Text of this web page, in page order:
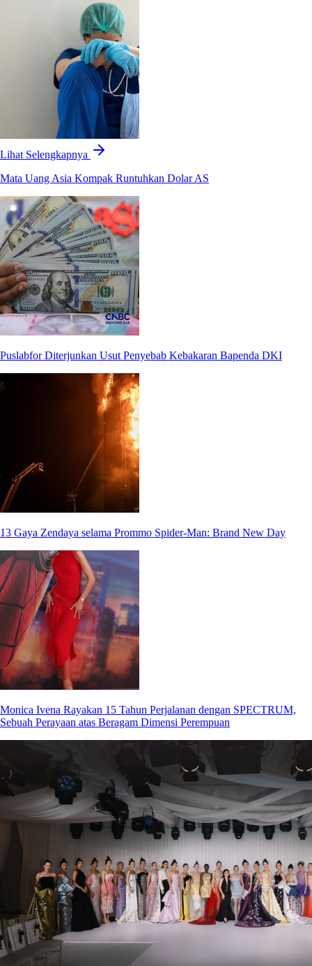
Lihat Selengkapnya
Mata Uang Asia Kompak Runtuhkan Dolar AS
Puslabfor Diterjunkan Usut Penyebab Kebakaran Bapenda DKI
13 Gaya Zendaya selama Prommo Spider-Man: Brand New Day
Monica Ivena Rayakan 15 Tahun Perjalanan dengan SPECTRUM,
Sebuah Perayaan atas Beragam Dimensi Perempuan